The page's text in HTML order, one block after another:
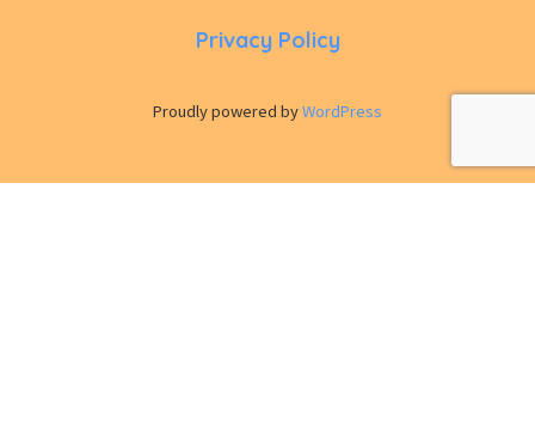
Privacy Policy
Proudly powered byWordPress